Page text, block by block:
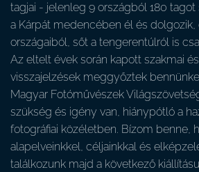
tagjai - jelenleg 9 országból 180
a Kárpát medencében él és dolgozik,
országaiból, sőt a tengerentúlról is
Az eltelt évek során kapott szakmai
visszajelzések meggyőztek
Magyar Fotóművészek
szükség és igény van, hiánypótló a
fotográfiai közéletben. Bízom benne,
alapelveinkkel, céljainkkal és
találkozunk majd a következő